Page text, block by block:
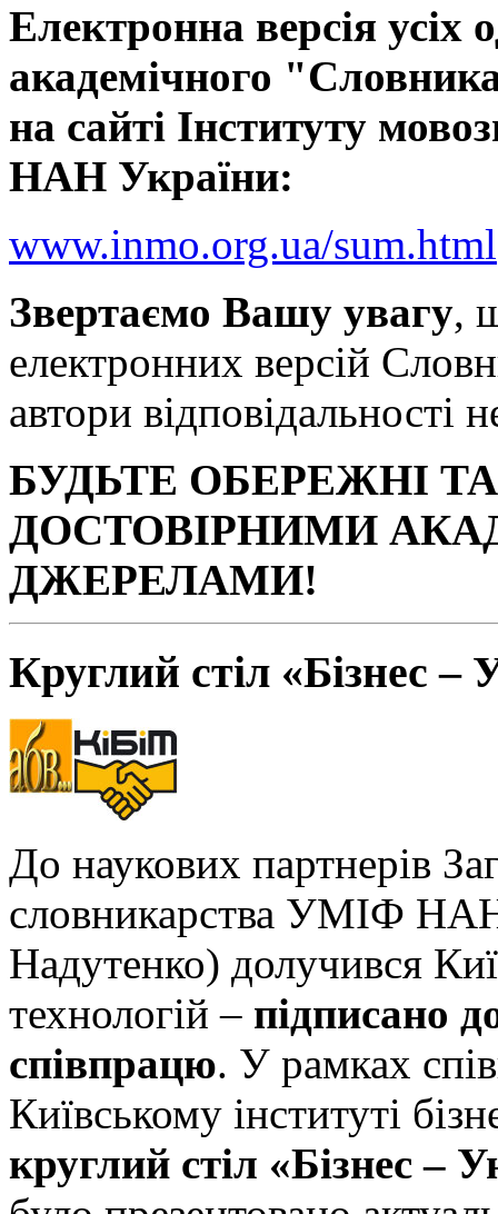
Електронна версія усіх
академічного
на сайті Інституту
НАН України:
www.inmo.org.ua/sum.html
Звертаємо Вашу увагу,
електронних версій
автори відповідальності
БУДЬТЕ ОБЕРЕЖНІ
ДОСТОВІРНИМИ
ДЖЕРЕЛАМИ!
Круглий стіл «Бізнес –
До наукових партнерів
словникарства УМІФ
Надутенко) долучився
технологій – підписано
співпрацю. У рамках
Київському інституті
круглий стіл «Бізнес –